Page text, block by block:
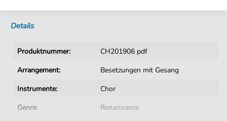
Details
Produktnummer:
CH201906 pdf
Arrangement:
Besetzungen mit Gesang
Instrumente:
Chor
Genre:
Renaissance